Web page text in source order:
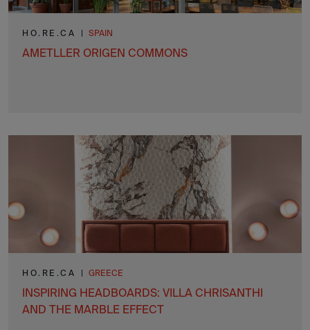
HO.RE.CA | SPAIN
AMETLLER ORIGEN COMMONS
HO.RE.CA | GREECE
INSPIRING HEADBOARDS: VILLA CHRISANTHI
AND THE MARBLE EFFECT